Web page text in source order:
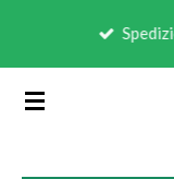
principale